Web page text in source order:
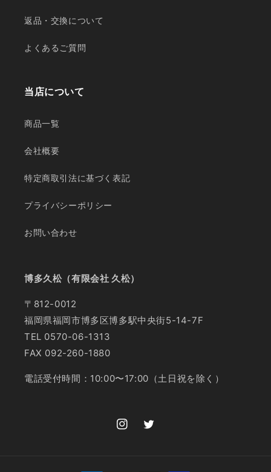
返品・交換について
よくあるご質問
当店について
商品一覧
会社概要
特定商取引法に基づく表記
プライバシーポリシー
お問い合わせ
博多久松（有限会社 久松）
〒812-0012
福岡県福岡市博多区博多駅中央街5-14-7F
TEL 0570-06-1313
FAX 092-260-1880
電話受付時間：10:00〜17:00（土日祝を除く）
InstagramTwitter